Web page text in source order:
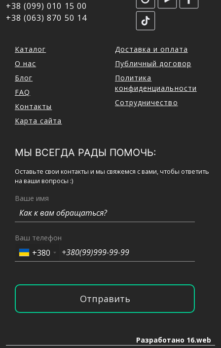
+38 (099) 010 15 00
+38 (063) 870 50 14
Каталог
О нас
Блог
FAQ
Контакты
Карта сайта
Доставка и оплата
Публичный договор
Политика
конфиденциальности
Сотрудничество
МЫ ВСЕГДА РАДЫ ПОМОЧЬ:
Оставьте свои контакты и мы свяжемся с вами, чтобы ответить
на ваши вопросы :)
Ваше имя
Ваш телефон
+380
Отправить
Разработано 16.web